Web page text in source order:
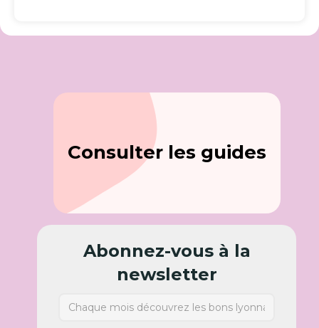
Consulter les guides
Abonnez-vous à la
newsletter